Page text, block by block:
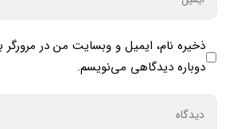
ذخیره نام، ایمیل و وبسایت من در مرورگر
دوباره دیدگاهی می‌نویسم.